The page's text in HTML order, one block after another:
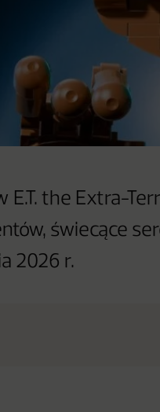
E.T. the Extra-
świecące
2026 r.